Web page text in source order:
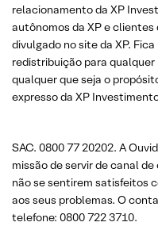
relacionamento da XP
autônomos da XP e clientes
divulgado no site da XP.
redistribuição para
qualquer que seja o
expresso da XP
SAC. 0800 77 20202. A
missão de servir de canal
não se sentirem satisfeitos
aos seus problemas. O
telefone: 0800 722 3710.